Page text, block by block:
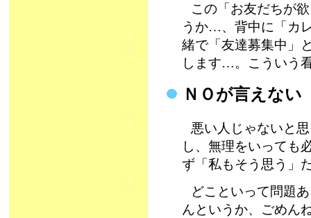
この「お友だちが
うか…、背中に「カ
緒で「友達募集中」
します…。こういう
ＮＯが言えない
悪い人じゃないと
し、無理をいっても
ず「私もそう思う」
どこといって問題
んというか、ごめん